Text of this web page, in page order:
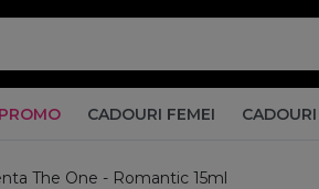
PROMO CADOURI FEMEI
The One - Romantic 15ml